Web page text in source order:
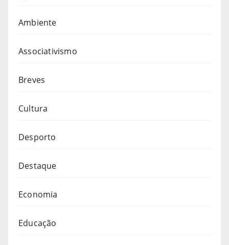
Ambiente
Associativismo
Breves
Cultura
Desporto
Destaque
Economia
Educação